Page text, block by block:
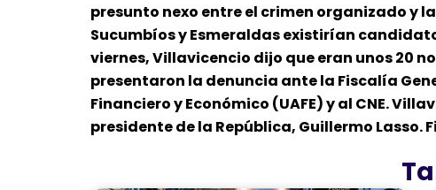
presunto nexo entre el crimen organizado y
Sucumbíos y Esmeraldas existirían
viernes, Villavicencio dijo que eran unos 20
presentaron la denuncia ante la Fiscalía
Financiero y Económico (UAFE) y al CNE.
presidente de la República, Guillermo